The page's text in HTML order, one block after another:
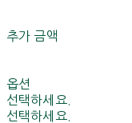
추가 금액
옵션
선택하세요.
선택하세요.